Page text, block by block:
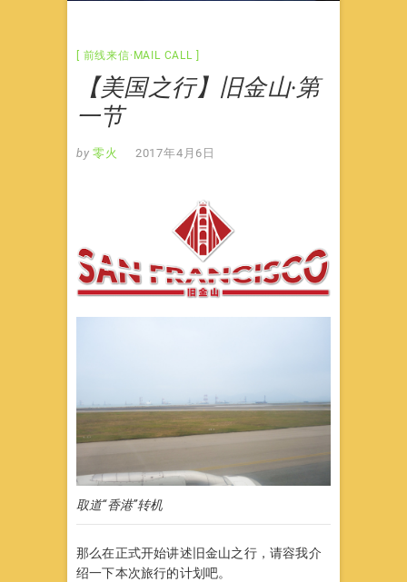
前线来信·MAIL CALL
【美国之行】旧金山·第
一节
by 零火 2017年4月6日
取道“香港”转机
那么在正式开始讲述旧金山之行，请容我介
绍一下本次旅行的计划吧。